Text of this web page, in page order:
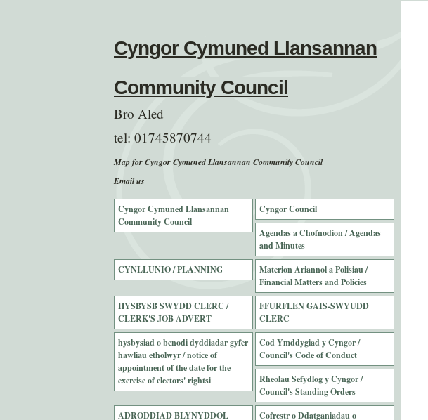
Cyngor Cymuned Llansannan
Community Council
Bro Aled
tel: 01745870744
Map for Cyngor Cymuned Llansannan Community Council
Email us
Cyngor Cymuned Llansannan
Community Council
Cyngor Council
Agendas a Chofnodion / Agendas
and Minutes
CYNLLUNIO / PLANNING
Materion Ariannol a Polisiau /
Financial Matters and Policies
HYSBYSB SWYDD CLERC /
CLERK'S JOB ADVERT
FFURFLEN GAIS-SWYUDD
CLERC
hysbysiad o benodi dyddiadar gyfer
hawliau etholwyr / notice of
appointment of the date for the
exercise of electors' rightsi
Cod Ymddygiad y Cyngor /
Council's Code of Conduct
Rheolau Sefydlog y Cyngor /
Council's Standing Orders
ADRODDIAD BLYNYDDOL
Cofrestr o Ddatganiadau o